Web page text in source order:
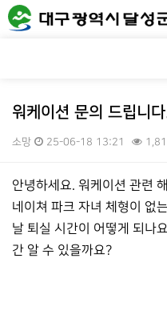
워케이션 문의 드립니
소망 25-06-18 13:21
본문
안녕하세요. 워케이션 관련
네이쳐 파크 자녀 체형이 없
날 퇴실 시간이 어떻게 되나
간 알 수 있을까요?